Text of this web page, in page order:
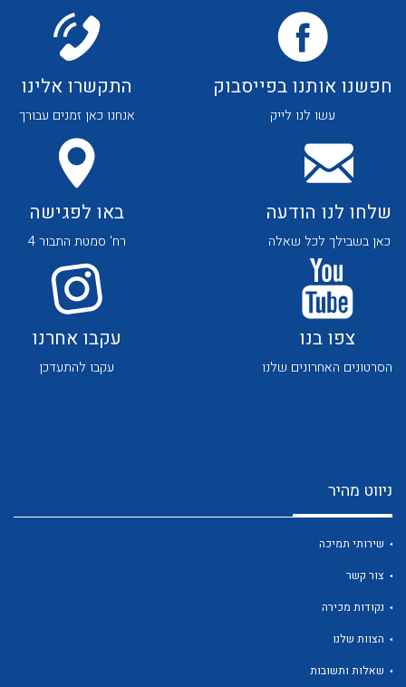
לכל מוצרי היצרן לכל מוצרי היצרן
לכל מוצרי היצרן
לכל מוצרי היצרן
חפשנו אותנו בפייסבוק
עשו לנו לייק
התקשרו אלינו
אנחנו כאן זמנים עבורך
שלחו לנו הודעה
כאן בשבילך לכל שאלה
באו לפגישה
רח' סמטת התבור 4
צפו בנו
הסרטונים האחרונים שלנו
עקבו אחרנו
עקבו להתעדכן
ניווט מהיר
שירותי תמיכה
צור קשר
נקודות מכירה
הצוות שלנו
שאלות ותשובות